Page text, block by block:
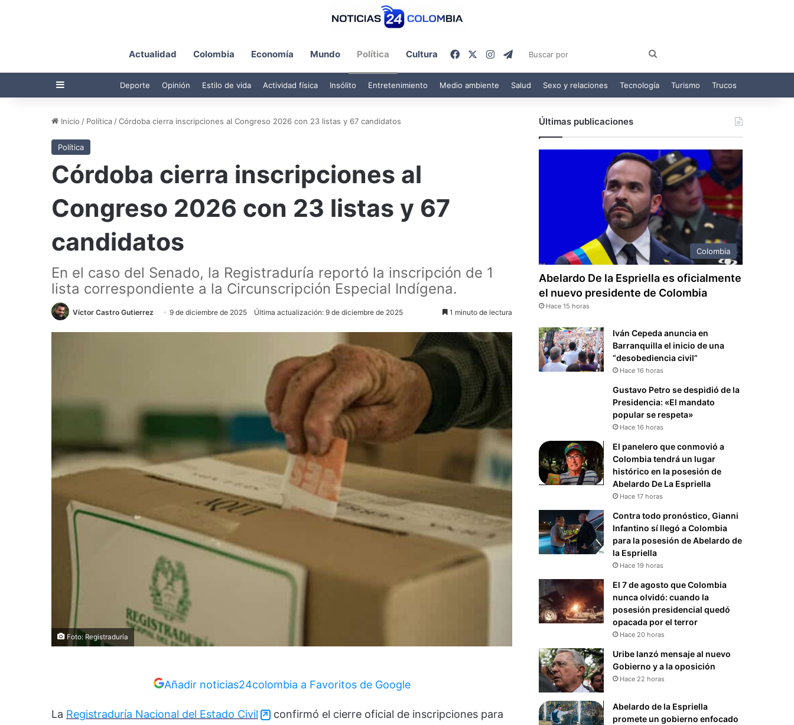
Actualidad Colombia Economía Mundo Política Cultura FacebookInstagram
Telegram
por
Barra lateral Deporte Opinión Estilo de vida Actividad física Insólito Entretenimiento Medio ambiente Salud Sexo y relaciones Tecnología Turismo Trucos
Inicio / Política /Córdoba cierra inscripciones al Congreso 2026 con 23 listas y 67 candidatos
Política
Córdoba cierra inscripciones al
Congreso 2026 con 23 listas y 67
candidatos
En el caso del Senado, la Registraduría reportó la inscripción de 1
lista correspondiente a la Circunscripción Especial Indígena.
Víctor Castro Gutierrez 9 de diciembre de 2025 Última actualización: 9 de diciembre de 2025 1 minuto de lectura
Foto: Registraduría
Añadir noticias24colombia a Favoritos de Google
La Registraduría Nacional del Estado Civil
confirmó el cierre oficial de inscripciones para
Últimas publicaciones
Colombia
Abelardo De la Espriella es oficialmente
el nuevo presidente de Colombia
Hace 15 horas
Iván Cepeda anuncia en
Barranquilla el inicio de una
“desobediencia civil”
Hace 16 horas
Gustavo Petro se despidió de la
Presidencia: «El mandato
popular se respeta»
Hace 16 horas
El panelero que conmovió a
Colombia tendrá un lugar
histórico en la posesión de
Abelardo De La Espriella
Hace 17 horas
Contra todo pronóstico, Gianni
Infantino sí llegó a Colombia
para la posesión de Abelardo de
la Espriella
Hace 19 horas
El 7 de agosto que Colombia
nunca olvidó: cuando la
posesión presidencial quedó
opacada por el terror
Hace 20 horas
Uribe lanzó mensaje al nuevo
Gobierno y a la oposición
Hace 22 horas
Abelardo de la Espriella
promete un gobierno enfocado